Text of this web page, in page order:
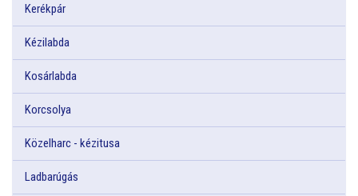
Kerékpár
Kézilabda
Kosárlabda
Korcsolya
Közelharc - kézitusa
Ladbarúgás